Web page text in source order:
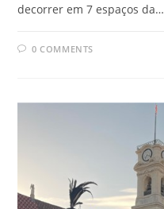
decorrer em 7 espaços da…
0 COMMENTS